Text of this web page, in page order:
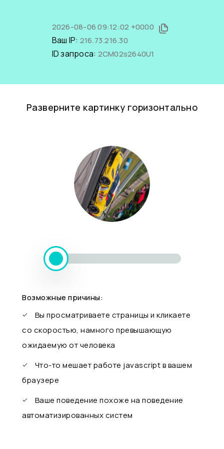
2026-08-06 09:12:02 +0000
Ваш IP: 216.73.216.30
ID запроса: 2CM02s2640U1
Разверните картинку горизонтально
Возможные причины:
Вы просматриваете страницы и кликаете
со скоростью, намного превышающую
ожидаемую от человека
Что-то мешает работе javascript в вашем
браузере
Ваше поведение похоже на поведение
автоматизированных систем